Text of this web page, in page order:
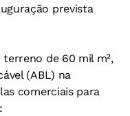
prevista
de 60 mil m²,
(ABL) na
comerciais para